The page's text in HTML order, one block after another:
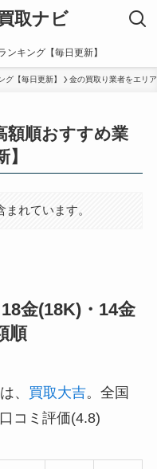
取ナビ
キング【毎日更新】
【毎日更新】 金の買取り業者をエリ
額順おすすめ業
れています。
金(18K)・14金
順
、 買取大吉。全国
コミ評価(4.8)